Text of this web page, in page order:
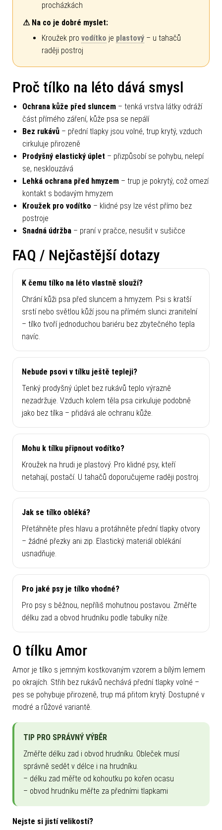
procházkách
⚠ Na co je dobré myslet:
Kroužek pro vodítko je plastový – u tahačů
raději postroj
Proč tílko na léto dává smysl
Ochrana kůže před sluncem – tenká vrstva látky odráží
část přímého záření, kůže psa se nepálí
Bez rukávů – přední tlapky jsou volné, trup krytý, vzduch
cirkuluje přirozeně
Prodyšný elastický úplet – přizpůsobí se pohybu, nelepí
se, nesklouzává
Lehká ochrana před hmyzem – trup je pokrytý, což omezí
kontakt s bodavým hmyzem
Kroužek pro vodítko – klidné psy lze vést přímo bez
postroje
Snadná údržba – praní v pračce, nesušit v sušičce
FAQ / Nejčastější dotazy
K čemu tílko na léto vlastně slouží?
Chrání kůži psa před sluncem a hmyzem. Psi s kratší
srstí nebo světlou kůží jsou na přímém slunci zranitelní
– tílko tvoří jednoduchou bariéru bez zbytečného tepla
navíc.
Nebude psovi v tílku ještě tepleji?
Tenký prodyšný úplet bez rukávů teplo výrazně
nezadržuje. Vzduch kolem těla psa cirkuluje podobně
jako bez tílka – přidává ale ochranu kůže.
Mohu k tílku připnout vodítko?
Kroužek na hrudi je plastový. Pro klidné psy, kteří
netahají, postačí. U tahačů doporučujeme raději postroj.
Jak se tílko obléká?
Přetáhněte přes hlavu a protáhněte přední tlapky otvory
– žádné přezky ani zip. Elastický materiál oblékání
usnadňuje.
Pro jaké psy je tílko vhodné?
Pro psy s běžnou, nepříliš mohutnou postavou. Změřte
délku zad a obvod hrudníku podle tabulky níže.
O tílku Amor
Amor je tílko s jemným kostkovaným vzorem a bílým lemem
po okrajích. Střih bez rukávů nechává přední tlapky volné –
pes se pohybuje přirozeně, trup má přitom krytý. Dostupné v
modré a růžové variantě.
TIP PRO SPRÁVNÝ VÝBĚR
Změřte délku zad i obvod hrudníku. Obleček musí
správně sedět v délce i na hrudníku.
– délku zad měřte od kohoutku po kořen ocasu
– obvod hrudníku měřte za předními tlapkami
Nejste si jistí velikostí?